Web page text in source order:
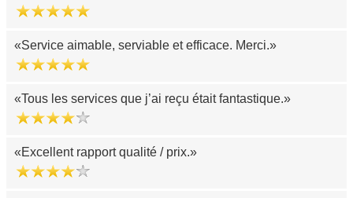
Service aimable, serviable et efficace. Merci.
Tous les services que j’ai reçu était fantastique.
Excellent rapport qualité / prix.